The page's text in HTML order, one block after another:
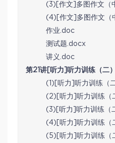
(3)[作文]多图作文（
(4)[作文]多图作文（
作业.doc
测试题.docx
讲义.doc
第21讲[听力]听力训练（二）
(1)[听力]听力训练（
(2)[听力]听力训练（
(3)[听力]听力训练（
(4)[听力]听力训练（
(5)[听力]听力训练（